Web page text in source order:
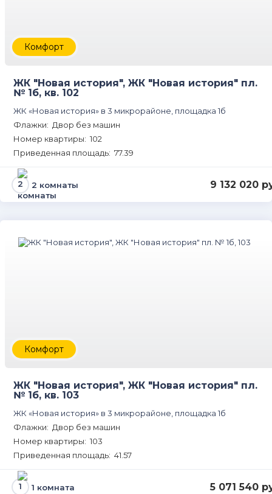
Комфорт
ЖК "Новая история", ЖК "Новая история" пл.
№ 1б, кв. 102
ЖК «Новая история» в 3 микрорайоне, площадка 1б
Флажки: Двор без машин
Номер квартиры: 102
Приведенная площадь: 77.39
2 комнаты 9 132 020
Комфорт
ЖК "Новая история", ЖК "Новая история" пл.
№ 1б, кв. 103
ЖК «Новая история» в 3 микрорайоне, площадка 1б
Флажки: Двор без машин
Номер квартиры: 103
Приведенная площадь: 41.57
1 комната 5 071 540